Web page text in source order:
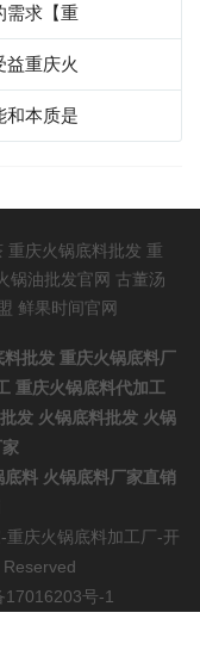
需求【重
益重庆火
和本质是
重庆火锅底料批发 重
锅油批发官网 古董汤
鲜果时间官网
料批发 重庆火锅底料厂
重庆火锅底料代加工
发 火锅底料批发 火锅
底料 火锅底料厂家直销
庆火锅底料加工厂-开
号-1